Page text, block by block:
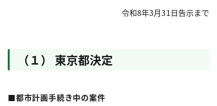
令和8年3月31日告示まで
（１） 東京都決定
■都市計画手続き中の案件